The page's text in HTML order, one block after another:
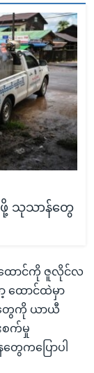
ဖို့ သုသာန်တွေ
ောင်ကို ဇူလိုင်လ
ထောင်ထဲမှာ
တွေကို ယာယီ
စက်မှု
ကပြောပါ